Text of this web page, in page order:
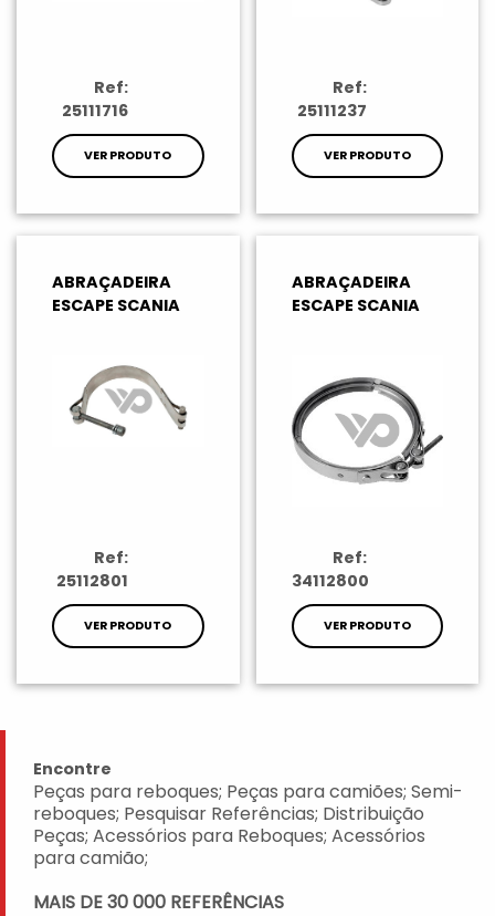
Ref:
25111716
VER PRODUTO
Ref:
25111237
VER PRODUTO
ABRAÇADEIRA
ESCAPE SCANIA
Ref:
25112801
VER PRODUTO
ABRAÇADEIRA
ESCAPE SCANIA
Ref:
34112800
VER PRODUTO
Encontre
Peças para reboques; Peças para camiões; Semi-
reboques; Pesquisar Referências; Distribuição
Peças; Acessórios para Reboques; Acessórios
para camião;
MAIS DE 30 000 REFERÊNCIAS